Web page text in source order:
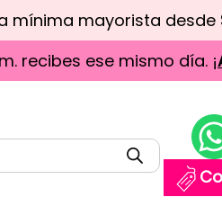
mínima mayorista desde
recibes ese mismo día. ¡